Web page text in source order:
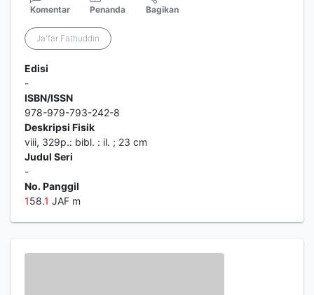
Komentar Penanda Bagikan
Ja'far Fathuddin
Edisi
-
ISBN/ISSN
978-979-793-242-8
Deskripsi Fisik
viii, 329p.: bibl. : il. ; 23 cm
Judul Seri
-
No. Panggil
158.1 JAF m